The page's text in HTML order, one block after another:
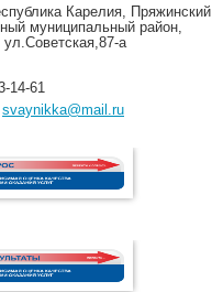
Карелия, Пряжинский
муниципальный район,
ул.Советская,87-а
14-61
svaynikka@mail.ru